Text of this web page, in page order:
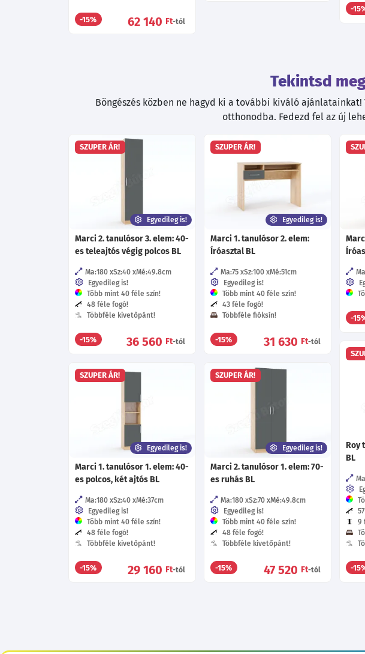
-15% 62 140 Ft-tól
-
Tekintsd
Böngészés közben ne hagyd ki a további kiváló
otthonodba. Fedezd fel az új
SZUPER ÁR!
Egyedileg is!
Marci 2. tanulósor 3. elem: 40-
es teleajtós végig polcos BL
Ma:180 Sz:40 Mé:49.8cm
Egyedileg is!
Több mint 40 féle szín!
48 féle fogó!
Többféle kivetőpánt!
-15% 36 560 Ft-tól
SZUPER ÁR!
Egyedileg is!
Marci 1. tanulósor 2. elem:
Íróasztal BL
Ma:75 Sz:100 Mé:51cm
Egyedileg is!
Több mint 40 féle szín!
43 féle fogó!
Többféle fióksín!
-15% 31 630 Ft-tól
-
Roy
BL
9
-
SZUPER ÁR!
Egyedileg is!
Marci 1. tanulósor 1. elem: 40-
es polcos, két ajtós BL
Ma:180 Sz:40 Mé:37cm
Egyedileg is!
Több mint 40 féle szín!
48 féle fogó!
Többféle kivetőpánt!
-15% 29 160 Ft-tól
SZUPER ÁR!
Egyedileg is!
Marci 2. tanulósor 1. elem: 70-
es ruhás BL
Ma:180 Sz:70 Mé:49.8cm
Egyedileg is!
Több mint 40 féle szín!
48 féle fogó!
Többféle kivetőpánt!
-15% 47 520 Ft-tól